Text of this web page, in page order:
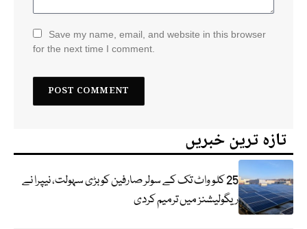
Save my name, email, and website in this browser
for the next time I comment.
تازہ ترین خبریں
25 کلو واٹ تک کے سولر صارفین کو بڑی سہولت، نیپرا نے
ریگولیشنز میں ترمیم کردی